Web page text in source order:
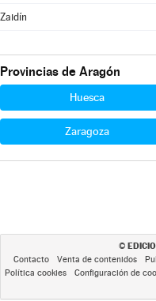
Zaidín
Provincias de Aragón
Huesca
Zaragoza
©
Contacto Venta de contenidos
Política cookies
Configuración de